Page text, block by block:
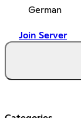
German
Join Server